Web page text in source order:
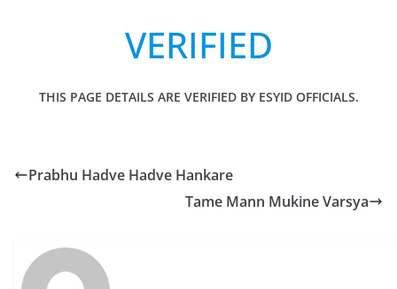
VERIFIED
THIS PAGE DETAILS ARE VERIFIED BY ESYID OFFICIALS.
Prabhu Hadve Hadve Hankare
Tame Mann Mukine Varsya